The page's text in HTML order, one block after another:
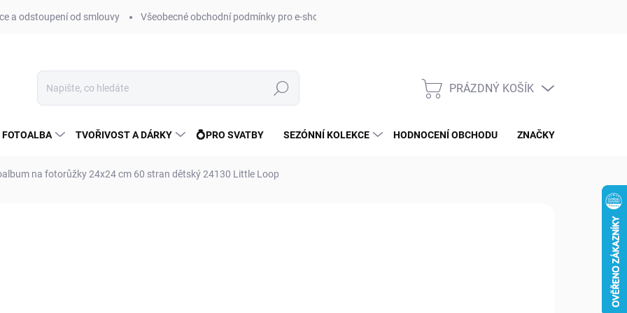
a odstoupení od smlouvy Všeobecné obchodní podmínky pro e-shop ufotaka.eu
Hledat
NÁKUPNÍ
PRÁZDNÝ KOŠÍK
TVOŘIVOST A DÁRKY 💍PRO SVATBY SEZÓNNÍ KOLEKCE HODNOCENÍ OBCHODU ZNAČKY
na fotorůžky 24x24 cm 60 stran dětský 24130 Little Loop